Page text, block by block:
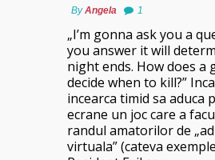
ByAngela 1
„I’m gonna ask you a
you answer it will
night ends. How does a
decide when to kill?”
incearca timid sa aduca
ecrane un joc care a
randul amatorilor de
virtuala” (cateva